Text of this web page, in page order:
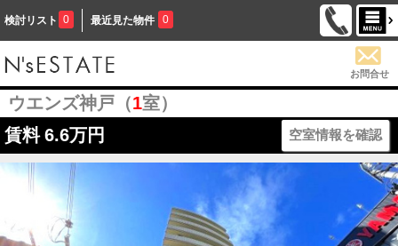
検討リスト 0 最近見た物件 0
お問合せ
ウエンズ神戸（1室）
賃料 6.6万円 空室情報を確認